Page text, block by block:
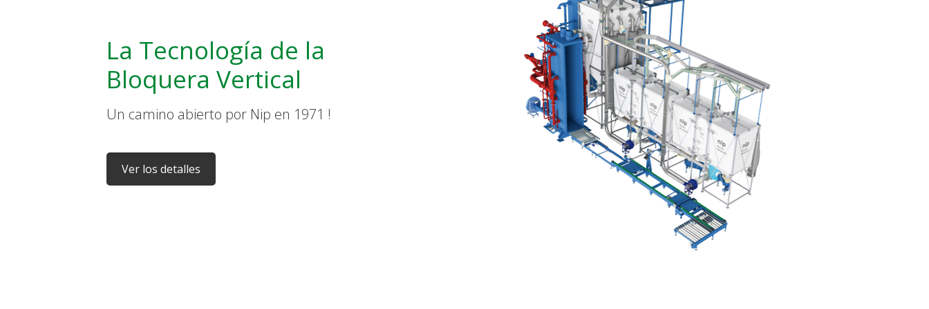
La Tecnología de la
Bloquera Vertical
Un camino abierto por Nip en 1971 !
Ver los detalles